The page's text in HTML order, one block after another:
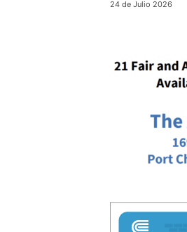
24 de Julio 2026